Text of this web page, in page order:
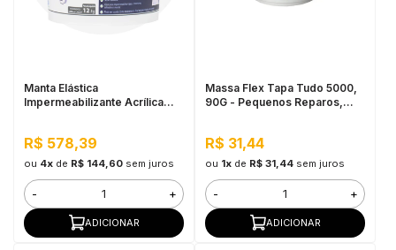
Manta Elástica
Impermeabilizante Acrílica
R$ 578,39
ou 4xde R$ 144,60 sem juros
- +
ADICIONAR
Massa Flex Tapa Tudo 5000,
90G - Pequenos Reparos,
R$ 31,44
ou 1xde R$ 31,44 sem juros
- +
ADICIONAR